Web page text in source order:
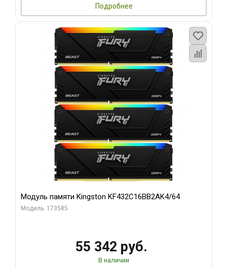
Подробнее
Модуль памяти Kingston KF432C16BB2AK4/64
Модель: 173585
55 342 руб.
В наличии